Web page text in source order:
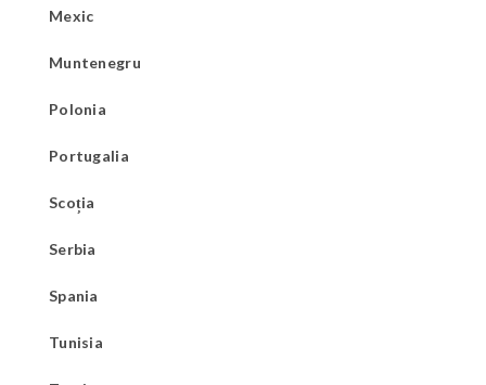
Mexic
Muntenegru
Polonia
Portugalia
Scoția
Serbia
Spania
Tunisia